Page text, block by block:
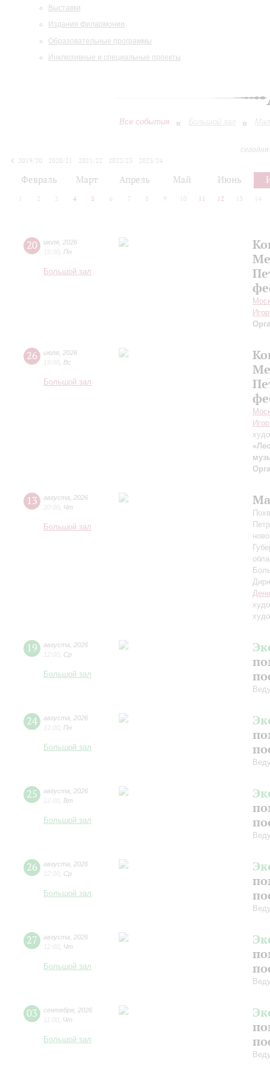
Выставки
Издания филармонии
Образовательные программы
Инклюзивные и специальные проекты
Все события Большой зал
2019/20
2020/21 2021/22 2022/23
2023/24
Февраль Март Апрель Май Июнь
2 3 4 5 6 7 8 9 10 11 12 13 14
20 июля 2026
19:00 Пн
Большой зал
26 июля 2026
19:00 Вс
Большой зал
13 августа
2026
20:00 Чт
Большой зал
19 августа
2026
12:00 Ср
Большой зал
24 августа
2026
12:00 Пн
Большой зал
25 августа
2026
12:00 Вт
Большой зал
26 августа
2026
12:00 Ср
Большой зал
27 августа
2026
12:00 Чт
Большой зал
03 сентября 2026
11:00 Чт
Большой зал